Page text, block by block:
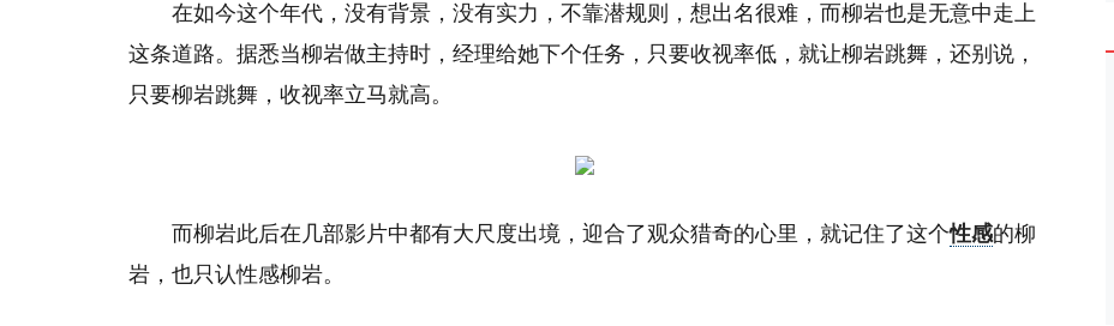
在如今这个年代，没有背景，没有实力，不靠潜规则，想出名很难，而柳岩也是无意中走上
这条道路。据悉当柳岩做主持时，经理给她下个任务，只要收视率低，就让柳岩跳舞，还别说，
只要柳岩跳舞，收视率立马就高。
而柳岩此后在几部影片中都有大尺度出境，迎合了观众猎奇的心里，就记住了这个性感的柳
岩，也只认性感柳岩。